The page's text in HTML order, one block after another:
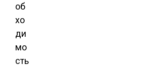
об
хо
ди
мо
сть